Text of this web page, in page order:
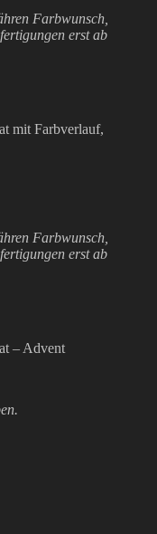
Farbwunsch,
erst ab
mit Farbverlauf,
Farbwunsch,
erst ab
– Advent